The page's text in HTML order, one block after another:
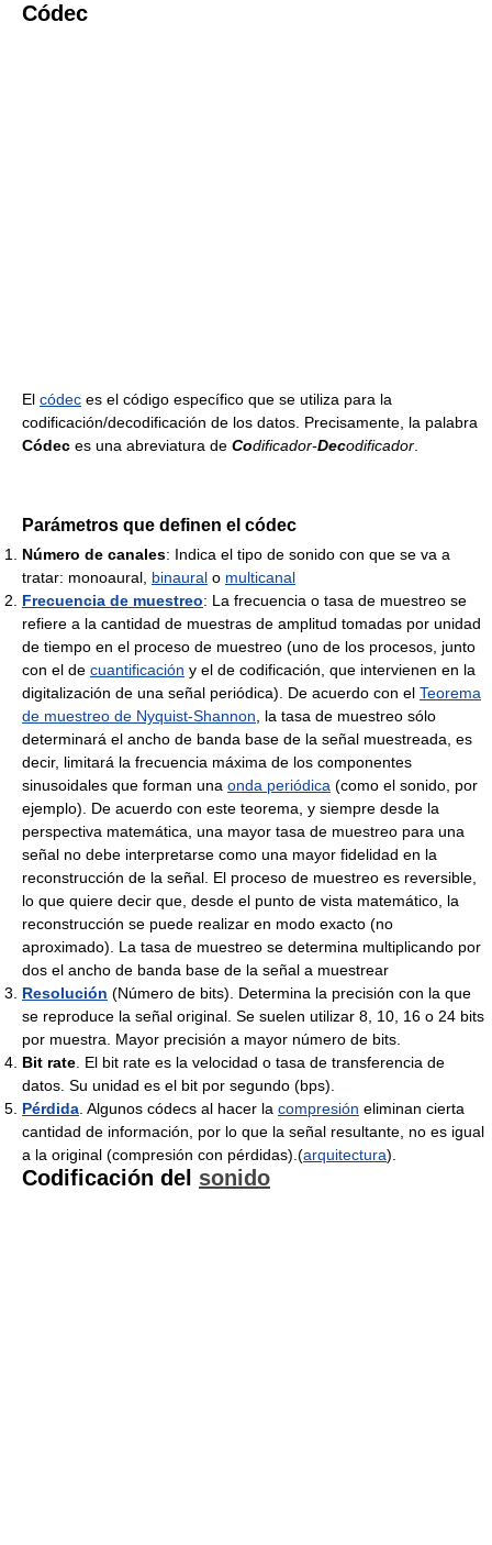
Códec
El códec es el código específico que se utiliza para la
codificación/decodificación de los datos. Precisamente, la palabra
Códec es una abreviatura de Codificador-Decodificador
Parámetros que definen el códec
Número de canales: Indica el tipo de sonido con que se va a
tratar: monoaural, binaural o multicanal
Frecuencia de muestreo: La frecuencia o tasa de muestreo se
refiere a la cantidad de muestras de amplitud tomadas por unidad
de tiempo en el proceso de muestreo (uno de los procesos, junto
con el de cuantificación y el de codificación, que intervienen en la
digitalización de una señal periódica). De acuerdo con el Teorema
de muestreo de Nyquist-Shannon , la tasa de muestreo sólo
determinará el ancho de banda base de la señal muestreada, es
decir, limitará la frecuencia máxima de los componentes
sinusoidales que forman una onda periódica (como el sonido, por
ejemplo). De acuerdo con este teorema, y siempre desde la
perspectiva matemática, una mayor tasa de muestreo para una
señal no debe interpretarse como una mayor fidelidad en la
reconstrucción de la señal. El proceso de muestreo es reversible,
lo que quiere decir que, desde el punto de vista matemático, la
reconstrucción se puede realizar en modo exacto (no
aproximado). La tasa de muestreo se determina multiplicando por
dos el ancho de banda base de la señal a muestrear
Resolución (Número de bits). Determina la precisión con la que
se reproduce la señal original. Se suelen utilizar 8, 10, 16 o 24 bits
por muestra. Mayor precisión a mayor número de bits.
Bit rate . El bit rate es la velocidad o tasa de transferencia de
datos. Su unidad es el bit por segundo (bps).
Pérdida . Algunos códecs al hacer la compresión eliminan cierta
cantidad de información, por lo que la señal resultante, no es igual
a la original (compresión con pérdidas).(arquitectura).
Codificación del sonido